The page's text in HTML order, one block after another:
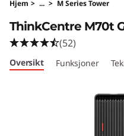
C
e
n
Hjem > ... > M Series Tower
ThinkCentre M70t
(52)
Oversikt Funksjoner